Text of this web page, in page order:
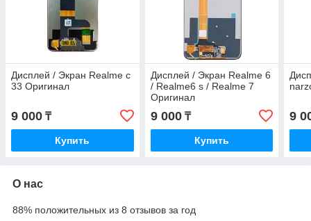
Дисплей / Экран Realme c
33 Оригинал
9 000 ₸
Купить
Дисплей / Экран Realme 6
/ Realme6 s / Realme 7
Оригинал
9 000₸
Купить
9
О нас
88% положительных из 8 отзывов за год